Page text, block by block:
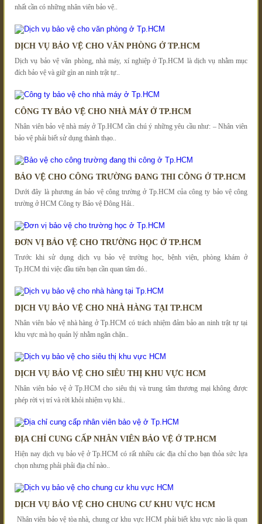
nhất cần có những nhân viên bảo vệ..
DỊCH VỤ BẢO VỆ CHO VĂN PHÒNG Ở TP.HCM
Dịch vụ bảo vệ văn phòng, nhà máy, xí nghiệp ở Tp.HCM là dịch vụ nhằm mục
đích bảo vệ và giữ gìn an ninh trật tự..
CÔNG TY BẢO VỆ CHO NHÀ MÁY Ở TP.HCM
Nhân viên bảo vệ nhà máy ở Tp.HCM cần chú ý những yêu cầu như: – Nhân viên
bảo vệ phải biết sử dụng thành thạo..
BẢO VỆ CHO CÔNG TRƯỜNG ĐANG THI CÔNG Ở TP.HCM
Dưới đây là phương án bảo vệ công trường ở Tp.HCM của công ty bảo vệ công
trường ở HCM Công ty Bảo vệ Đông Hải..
ĐƠN VỊ BẢO VỆ CHO TRƯỜNG HỌC Ở TP.HCM
Trước khi sử dụng dịch vụ bảo vệ trường học, bệnh viện, phòng khám ở
Tp.HCM thì việc đầu tiên bạn cần quan tâm đó..
DỊCH VỤ BẢO VỆ CHO NHÀ HÀNG TẠI TP.HCM
Nhân viên bảo vệ nhà hàng ở Tp.HCM có trách nhiệm đảm bảo an ninh trật tự tại
khu vực mà họ quản lý nhằm ngăn chặn..
DỊCH VỤ BẢO VỆ CHO SIÊU THỊ KHU VỰC HCM
Nhân viên bảo vệ ở Tp.HCM cho siêu thị và trung tâm thương mại không được
phép rời vị trí và rời khỏi nhiệm vụ khi..
ĐỊA CHỈ CUNG CẤP NHÂN VIÊN BẢO VỆ Ở TP.HCM
Hiện nay dịch vụ bảo vệ ở Tp.HCM có rất nhiều các địa chỉ cho bạn thỏa sức lựa
chọn nhưng phải phải địa chỉ nào..
DỊCH VỤ BẢO VỆ CHO CHUNG CƯ KHU VỰC HCM
Nhân viên bảo vệ tòa nhà, chung cư khu vực HCM phải biết khu vực nào là quan